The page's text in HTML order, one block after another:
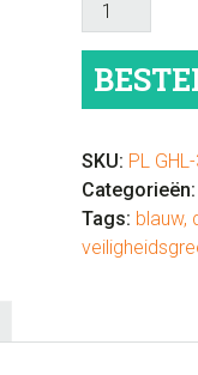
met
greep
Outdoor
aantal
SKU: PL
Categorieën:
Tags: blauw,